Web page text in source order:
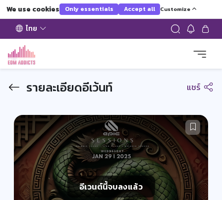
We use cookies Only essentials Accept all Customize
ไทย
รายละเอียดอีเว้นท์ แชร์
อีเวนต์นี้จบลงแล้ว